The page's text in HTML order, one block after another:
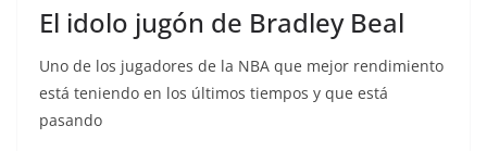
El idolo jugón de Bradley Beal
Uno de los jugadores de la NBA que mejor rendimiento
está teniendo en los últimos tiempos y que está
pasando